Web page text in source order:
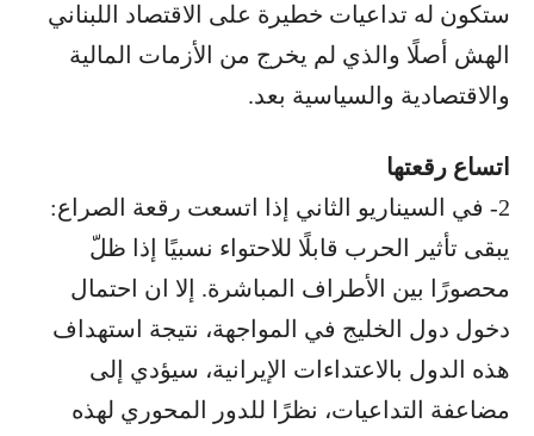
ستكون له تداعيات خطيرة على الاقتصاد اللبناني
الهش أصلًا والذي لم يخرج من الأزمات المالية
والاقتصادية والسياسية بعد.
اتساع رقعتها
2- في السيناريو الثاني إذا اتسعت رقعة الصراع:
يبقى تأثير الحرب قابلًا للاحتواء نسبيًا إذا ظلّ
محصورًا بين الأطراف المباشرة. إلا ان احتمال
دخول دول الخليج في المواجهة، نتيجة استهداف
هذه الدول بالاعتداءات الإيرانية، سيؤدي إلى
مضاعفة التداعيات، نظرًا للدور المحوري لهذه